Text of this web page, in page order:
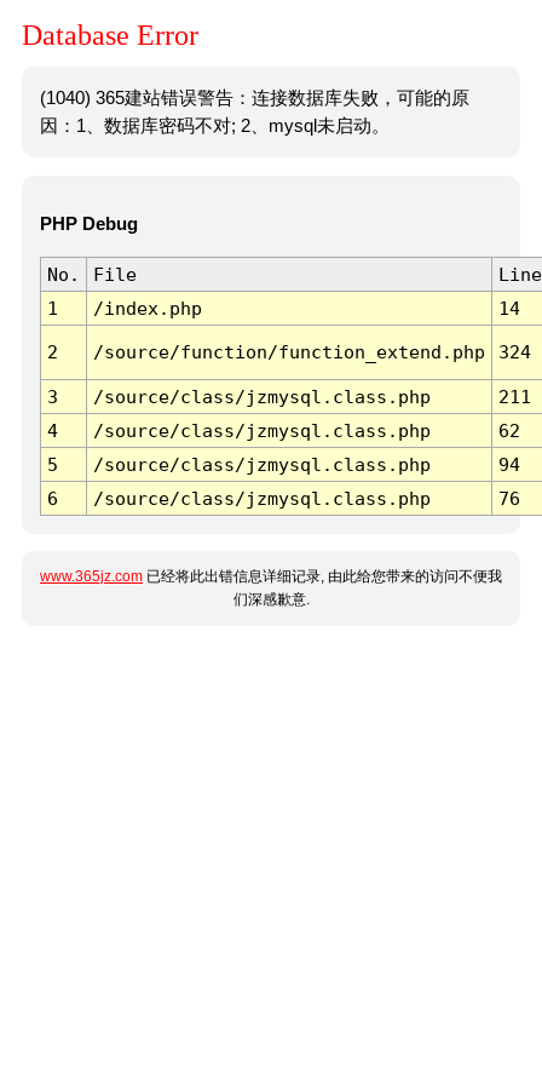
Database Error
(1040) 365建站错误警告：连接数据库失败，可能的原
因：1、数据库密码不对; 2、mysql未启动。
PHP Debug
No. File
Line
1
/index.php 14
2 /source/function/function_extend.php 324
3 /source/class/jzmysql.class.php
211
4
/source/class/jzmysql.class.php
62
5
/source/class/jzmysql.class.php
94
6
/source/class/jzmysql.class.php 76
www.365jz.com 已经将此出错信息详细记录, 由此给您带来的访问不便我
们深感歉意.